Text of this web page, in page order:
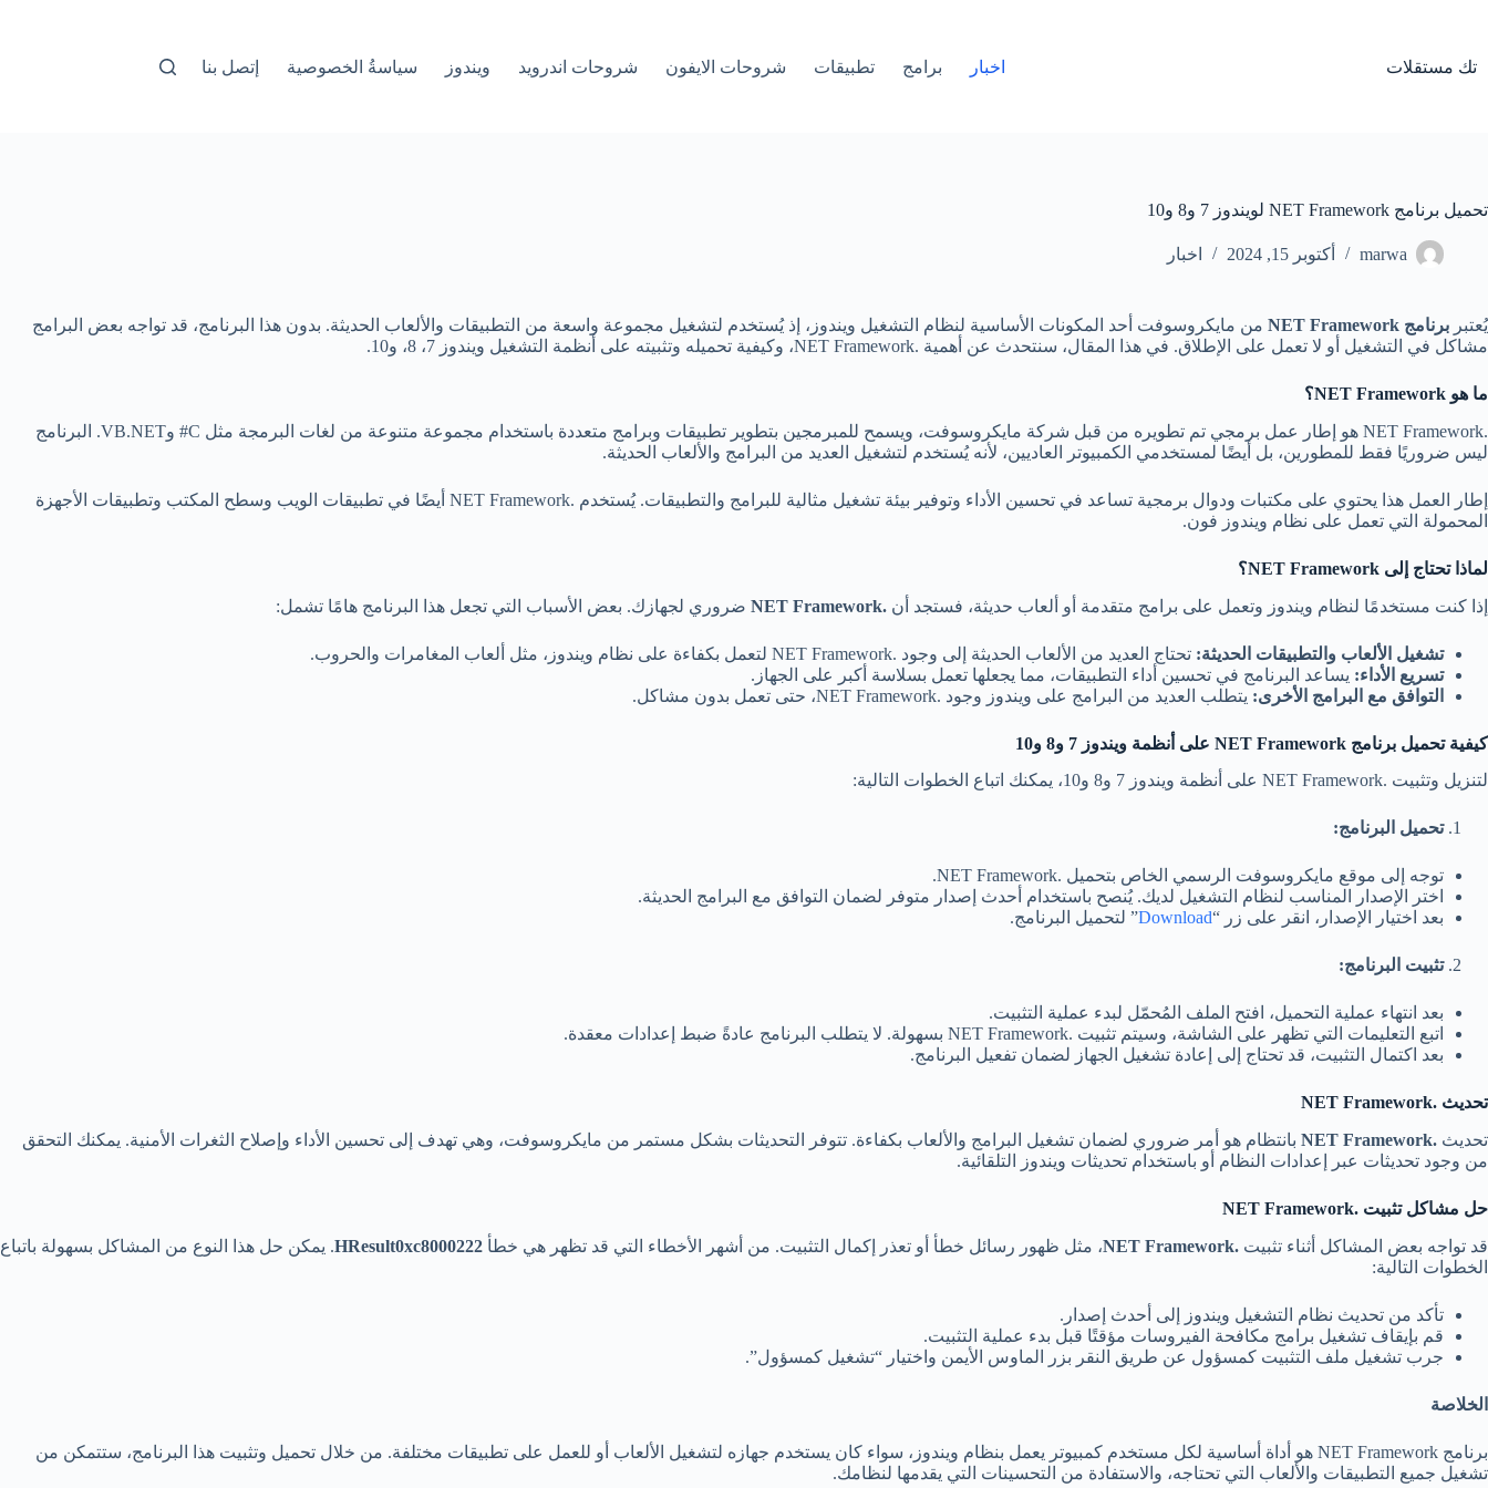
تك مستقلات اخبار برامج تطبيقات شروحات الايفون شروحات اندرويد ويندوز سياسةُ الخصوصية إتصل بنا
تحميل برنامج NET Framework لويندوز 7 و8 و10
marwa أكتوبر 15, 2024 اخبار
يُعتبر برنامج
من مايكروسوفت أحد المكونات الأساسية لنظام التشغيل ويندوز، إذ يُستخدم لتشغيل مجموعة واسعة من التطبيقات والألعاب الحديثة. بدون هذا البرنامج، قد تواجه بعض البرامج
مشاكل في التشغيل أو لا تعمل على الإطلاق. في هذا المقال، سنتحدث عن أهمية .NET Framework، وكيفية تحميله وتثبيته على أنظمة التشغيل ويندوز 7، 8، و10.
ما هو NET Framework
؟
.NET Framework هو إطار عمل برمجي تم تطويره من قبل شركة مايكروسوفت، ويسمح للمبرمجين بتطوير تطبيقات وبرامج متعددة باستخدام مجموعة متنوعة من لغات البرمجة مثل C# وVB.NET. البرنامج
ليس ضروريًا فقط للمطورين، بل أيضًا لمستخدمي الكمبيوتر العاديين، لأنه يُستخدم لتشغيل العديد من البرامج والألعاب الحديثة.
إطار العمل هذا يحتوي على مكتبات ودوال برمجية تساعد في تحسين الأداء وتوفير بيئة تشغيل مثالية للبرامج والتطبيقات. يُستخدم .NET Framework أيضًا في تطبيقات الويب وسطح المكتب وتطبيقات الأجهزة
المحمولة التي تعمل على نظام ويندوز فون.
لماذا تحتاج إلى NET Framework
؟
إذا كنت مستخدمًا لنظام ويندوز وتعمل على برامج متقدمة أو ألعاب حديثة، فستجد أن .NET Framework ضروري لجهازك. بعض الأسباب التي تجعل هذا البرنامج هامًا تشمل:
تشغيل الألعاب والتطبيقات الحديثة: تحتاج العديد من الألعاب الحديثة إلى وجود .NET Framework لتعمل بكفاءة على نظام ويندوز، مثل ألعاب المغامرات والحروب.
تسريع الأداء: يساعد البرنامج في تحسين أداء التطبيقات، مما يجعلها تعمل بسلاسة أكبر على الجهاز.
التوافق مع البرامج الأخرى: يتطلب العديد من البرامج على ويندوز وجود .NET Framework، حتى تعمل بدون مشاكل.
كيفية تحميل برنامج NET Framework
على أنظمة ويندوز 7 و8 و10
لتنزيل وتثبيت .NET Framework على أنظمة ويندوز 7 و8 و10، يمكنك اتباع الخطوات التالية:
تحميل البرنامج:
توجه إلى موقع مايكروسوفت الرسمي الخاص بتحميل .NET Framework.
اختر الإصدار المناسب لنظام التشغيل لديك. يُنصح باستخدام أحدث إصدار متوفر لضمان التوافق مع البرامج الحديثة.
بعد اختيار الإصدار، انقر على زر “Download” لتحميل البرنامج.
تثبيت البرنامج:
بعد انتهاء عملية التحميل، افتح الملف المُحمّل لبدء عملية التثبيت.
اتبع التعليمات التي تظهر على الشاشة، وسيتم تثبيت .NET Framework بسهولة. لا يتطلب البرنامج عادةً ضبط إعدادات معقدة.
بعد اكتمال التثبيت، قد تحتاج إلى إعادة تشغيل الجهاز لضمان تفعيل البرنامج.
تحديث .NET Framework
تحديث .NET Framework
بانتظام هو أمر ضروري لضمان تشغيل البرامج والألعاب بكفاءة. تتوفر التحديثات بشكل مستمر من مايكروسوفت، وهي تهدف إلى تحسين الأداء وإصلاح الثغرات الأمنية. يمكنك التحقق
من وجود تحديثات عبر إعدادات النظام أو باستخدام تحديثات ويندوز التلقائية.
حل مشاكل تثبيت .NET Framework
قد تواجه بعض المشاكل أثناء تثبيت .NET Framework ، مثل ظهور رسائل خطأ أو تعذر إكمال التثبيت. من أشهر الأخطاء التي قد تظهر هي خطأ HResult0xc8000222. يمكن حل هذا النوع من المشاكل بسهولة باتباع
الخطوات التالية:
تأكد من تحديث نظام التشغيل ويندوز إلى أحدث إصدار.
قم بإيقاف تشغيل برامج مكافحة الفيروسات مؤقتًا قبل بدء عملية التثبيت.
جرب تشغيل ملف التثبيت كمسؤول عن طريق النقر بزر الماوس الأيمن واختيار “تشغيل كمسؤول”.
الخلاصة
برنامج NET Framework هو أداة أساسية لكل مستخدم كمبيوتر يعمل بنظام ويندوز، سواء كان يستخدم جهازه لتشغيل الألعاب أو للعمل على تطبيقات مختلفة. من خلال تحميل وتثبيت هذا البرنامج، ستتمكن من
تشغيل جميع التطبيقات والألعاب التي تحتاجه، والاستفادة من التحسينات التي يقدمها لنظامك.